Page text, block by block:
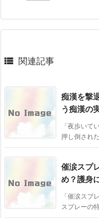
 関連記事
痴漢を撃
う痴漢の
「夜歩いて
押し倒され
催涙スプ
め？護身
「催涙スプ
スプレーの